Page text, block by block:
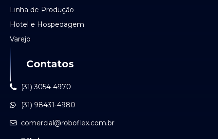
Linha de Produção
Hotel e Hospedagem
Varejo
Contatos
(31) 3054-4970
(31) 98431-4980
comercial@roboflex.com.br